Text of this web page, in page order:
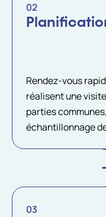
02
Rendez-vous
réalisent une
parties
échantillonnage
03